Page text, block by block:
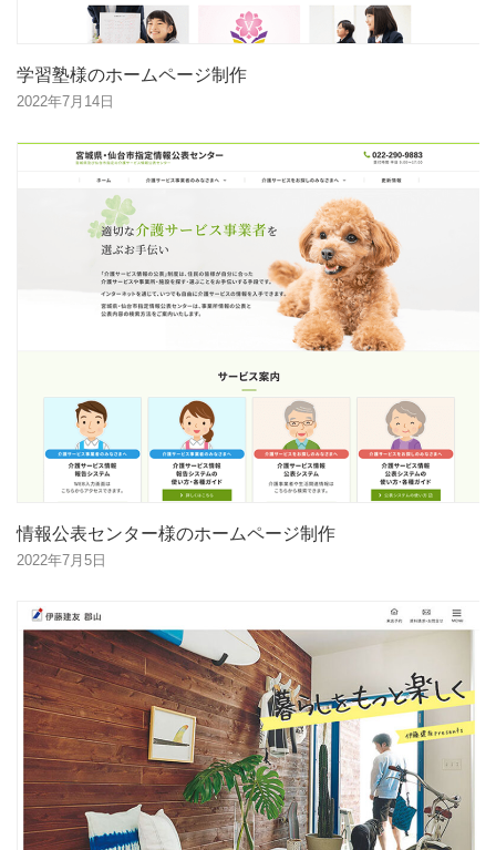
学習塾様のホームページ制作
2022年7月14日
情報公表センター様のホームページ制作
2022年7月5日